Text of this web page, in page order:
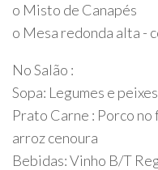
o Misto de Canapés
o Mesa redonda alta -
No Salão :
Sopa: Legumes e peixes
Prato Carne : Porco
arroz cenoura
Bebidas: Vinho B/T